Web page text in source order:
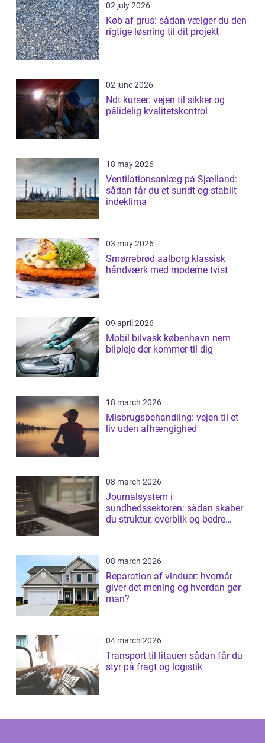
02 july 2026
Køb af grus: sådan vælger du den
rigtige løsning til dit projekt
02 june 2026
Ndt kurser: vejen til sikker og
pålidelig kvalitetskontrol
18 may 2026
Ventilationsanlæg på Sjælland:
sådan får du et sundt og stabilt
indeklima
03 may 2026
Smørrebrød aalborg klassisk
håndværk med moderne tvist
09 april 2026
Mobil bilvask københavn nem
bilpleje der kommer til dig
18 march 2026
Misbrugsbehandling: vejen til et
liv uden afhængighed
08 march 2026
Journalsystem i
sundhedssektoren: sådan skaber
du struktur, overblik og bedre
08 march 2026
Reparation af vinduer: hvornår
giver det mening og hvordan gør
man?
04 march 2026
Transport til litauen sådan får du
styr på fragt og logistik